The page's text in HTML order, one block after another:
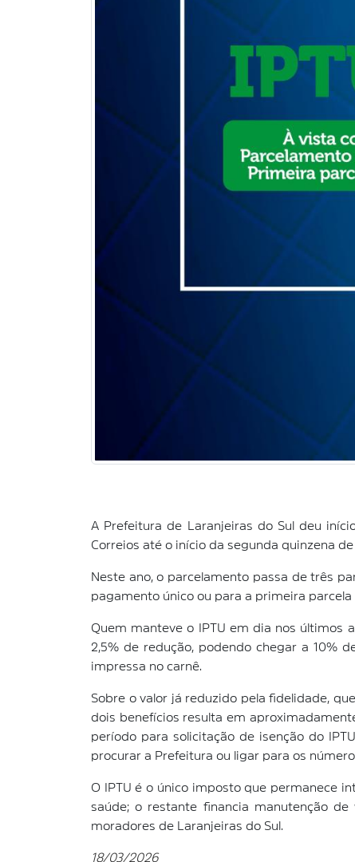
A Prefeitura de Laranjeiras do Sul deu
Correios até o início da segunda quinzena
Neste ano, o parcelamento passa de três
pagamento único ou para a primeira parcela
Quem manteve o IPTU em dia nos últimos
2,5% de redução, podendo chegar a 10%
impressa no carnê.
Sobre o valor já reduzido pela fidelidade,
dois benefícios resulta em
período para solicitação de isenção do
procurar a Prefeitura ou ligar para os
O IPTU é o único imposto que permanece
saúde; o restante financia manutenção
moradores de Laranjeiras do Sul.
18/03/2026